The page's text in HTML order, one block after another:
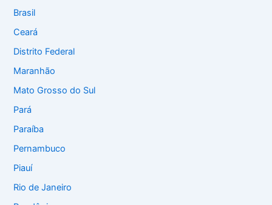
Brasil
Ceará
Distrito Federal
Maranhão
Mato Grosso do Sul
Pará
Paraíba
Pernambuco
Piauí
Rio de Janeiro